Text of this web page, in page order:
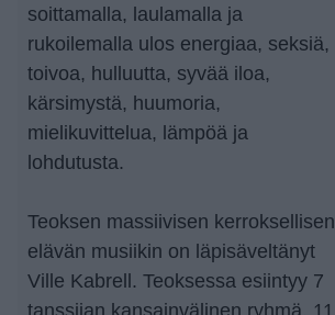
soittamalla, laulamalla ja
rukoilemalla ulos energiaa, seksiä,
toivoa, hulluutta, syvää iloa,
kärsimystä, huumoria,
mielikuvittelua, lämpöä ja
lohdutusta.
Teoksen massiivisen kerroksellisen
elävän musiikin on läpisäveltänyt
Ville Kabrell. Teoksessa esiintyy 7
tanssijan kansainvälinen ryhmä, 11